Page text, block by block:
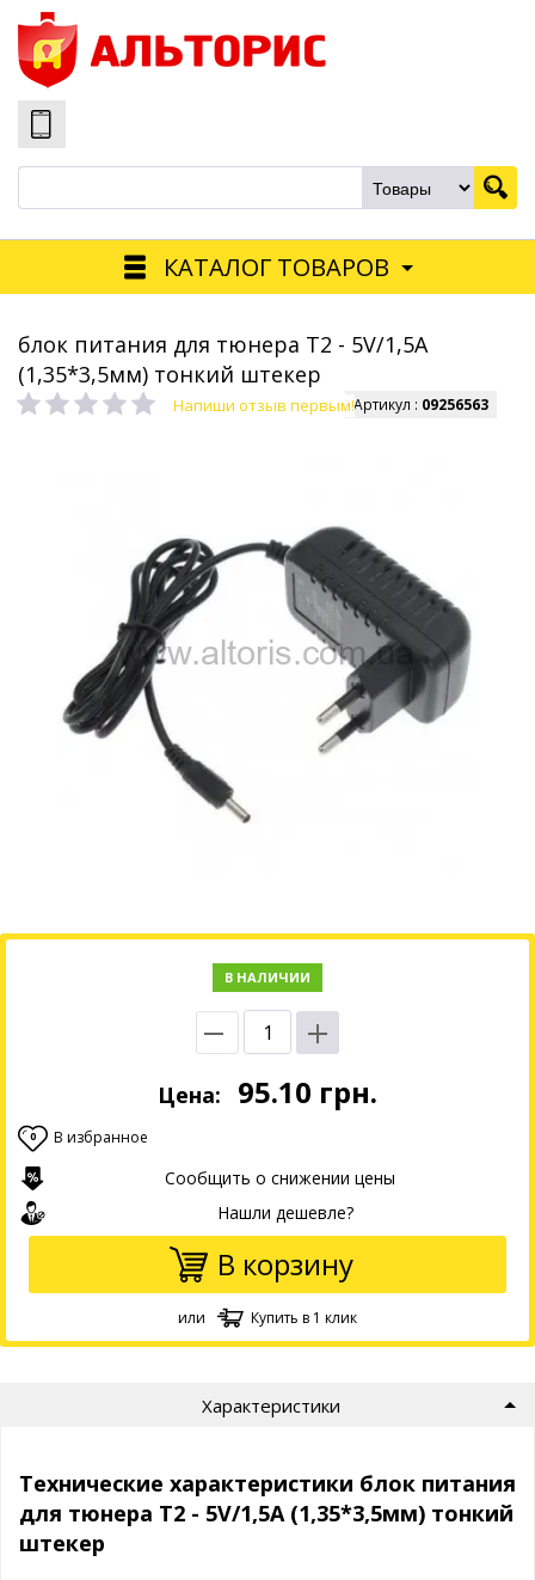
КАТАЛОГ ТОВАРОВ
блок питания для тюнера Т2 - 5V/1,5A
(1,35*3,5мм) тонкий штекер
Напиши отзыв первым!Артикул : 09256563
В НАЛИЧИИ
Цена: 95.10 грн.
0 В избранное
Сообщить о снижении цены
Нашли дешевле?
В корзину
или Купить в 1 клик
Характеристики
Технические характеристики блок питания
для тюнера Т2 - 5V/1,5A (1,35*3,5мм) тонкий
штекер